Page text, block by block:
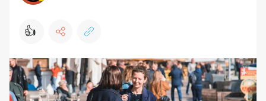
👍